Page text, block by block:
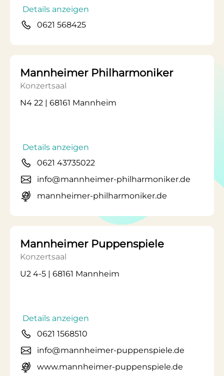
Details anzeigen
0621 568425
Mannheimer Philharmoniker
Konzertsaal
N4 22 | 68161 Mannheim
Details anzeigen
0621 43735022
info@mannheimer-philharmoniker.de
mannheimer-philharmoniker.de
Mannheimer Puppenspiele
Konzertsaal
U2 4-5 | 68161 Mannheim
Details anzeigen
0621 1568510
info@mannheimer-puppenspiele.de
www.mannheimer-puppenspiele.de